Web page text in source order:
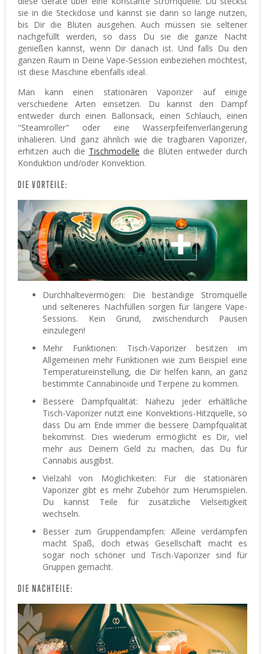
sie in die Steckdose und kannst sie dann so lange nutzen,
bis Dir die Blüten ausgehen. Auch müssen sie seltener
nachgefüllt werden, so dass Du sie die ganze Nacht
genießen kannst, wenn Dir danach ist. Und falls Du den
ganzen Raum in Deine Vape-Session einbeziehen möchtest,
ist diese Maschine ebenfalls ideal.
Man kann einen stationären Vaporizer auf einige
verschiedene Arten einsetzen. Du kannst den Dampf
entweder durch einen Ballonsack, einen Schlauch, einen
"Steamroller" oder eine Wasserpfeifenverlängerung
inhalieren. Und ganz ähnlich wie die tragbaren Vaporizer,
erhitzen auch die Tischmodelle die Blüten entweder durch
Konduktion und/oder Konvektion.
DIE VORTEILE:
Durchhaltevermögen: Die beständige Stromquelle
und selteneres Nachfüllen sorgen für längere Vape-
Sessions. Kein Grund, zwischendurch Pausen
einzulegen!
Mehr Funktionen: Tisch-Vaporizer besitzen im
Allgemeinen mehr Funktionen wie zum Beispiel eine
Temperatureinstellung, die Dir helfen kann, an ganz
bestimmte Cannabinoide und Terpene zu kommen.
Bessere Dampfqualität: Nahezu jeder erhältliche
Tisch-Vaporizer nutzt eine Konvektions-Hitzquelle, so
dass Du am Ende immer die bessere Dampfqualität
bekommst. Dies wiederum ermöglicht es Dir, viel
mehr aus Deinem Geld zu machen, das Du für
Cannabis ausgibst.
Vielzahl von Möglichkeiten: Für die stationären
Vaporizer gibt es mehr Zubehör zum Herumspielen.
Du kannst Teile für zusätzliche Vielseitigkeit
wechseln.
Besser zum Gruppendampfen: Alleine verdampfen
macht Spaß, doch etwas Gesellschaft macht es
sogar noch schöner und Tisch-Vaporizer sind für
Gruppen gemacht.
DIE NACHTEILE: